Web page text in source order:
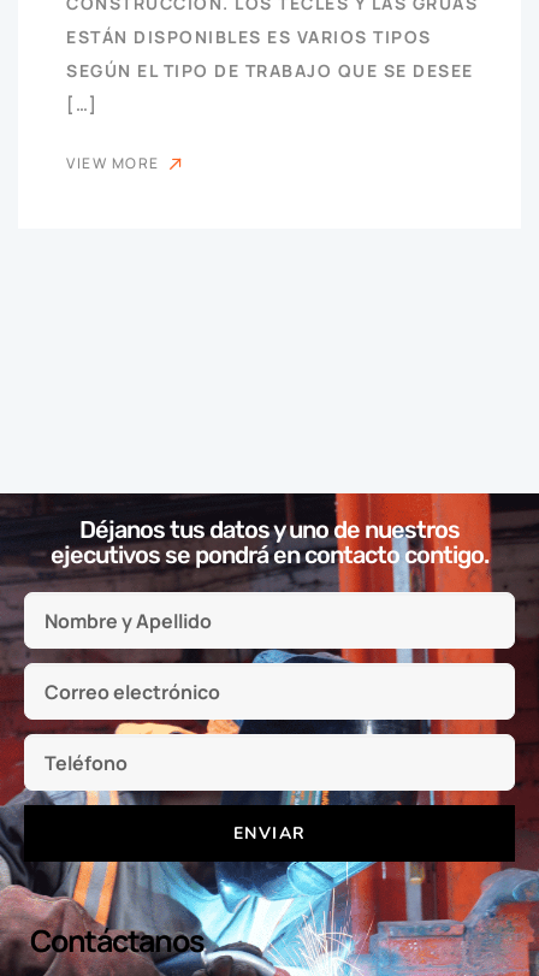
ESTÁN DISPONIBLES ES VARIOS TIPOS
SEGÚN EL TIPO DE TRABAJO QUE SE DESEE
[…]
VIEW MORE
Contáctanos
Déjanos tus datos y uno de nuestros
ejecutivos se pondrá en contacto contigo.
ENVIAR